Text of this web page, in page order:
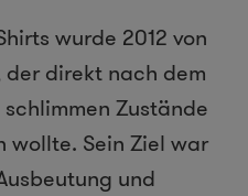
wurde 2012 von
direkt nach dem
Zustände
wollte. Sein Ziel war
und